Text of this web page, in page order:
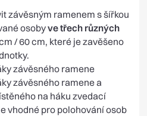
závěsným ramenem s šířkou
osobyve třech různých
/ 60 cm, které je zavěšeno
závěsného ramene
závěsného ramene a
na háku zvedací
vhodné pro polohování osob